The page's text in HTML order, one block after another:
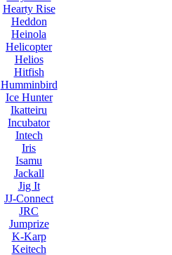
Hearty Rise
Heddon
Heinola
Helicopter
Helios
Hitfish
Humminbird
Ice Hunter
Ikatteiru
Incubator
Intech
Iris
Isamu
Jackall
Jig It
JJ-Connect
JRC
Jumprize
K-Karp
Keitech